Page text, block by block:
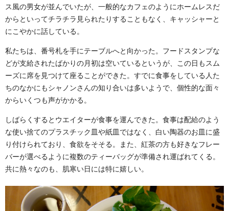
ス風の男女が並んでいたが、一般的なカフェのようにホームレスだ
からといってチラチラ見られたりすることもなく、キャッシャーと
にこやかに話している。
私たちは、番号札を手にテーブルへと向かった。フードスタンプな
どが支給されたばかりの月初は空いているというが、この日もスム
ーズに席を見つけて座ることができた。すでに食事をしている人た
ちのなかにもシャノンさんの知り合いは多いようで、個性的な面々
からいくつも声がかかる。
しばらくするとウエイターが食事を運んできた。食事は配給のよう
な使い捨てのプラスチック皿や紙皿ではなく、白い陶器のお皿に盛
り付けられており、食欲をそそる。また、紅茶の方も好きなフレー
バーが選べるように複数のティーバッグが準備され運ばれてくる。
共に熱々なのも、肌寒い日には特に嬉しい。